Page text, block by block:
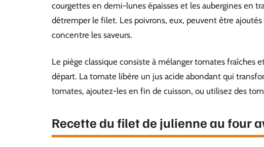
courgettes en demi-lunes épaisses et les aubergines en
détremper le filet. Les poivrons, eux, peuvent être
concentre les saveurs.
Le piège classique consiste à mélanger tomates fraîches
départ. La tomate libère un jus acide abondant qui
tomates, ajoutez-les en fin de cuisson, ou utilisez des
Recette du filet de julienne au four